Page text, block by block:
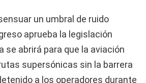
un umbral de ruido
aprueba la legislación
se abrirá para que la aviación
supersónicas sin la barrera
a los operadores durante